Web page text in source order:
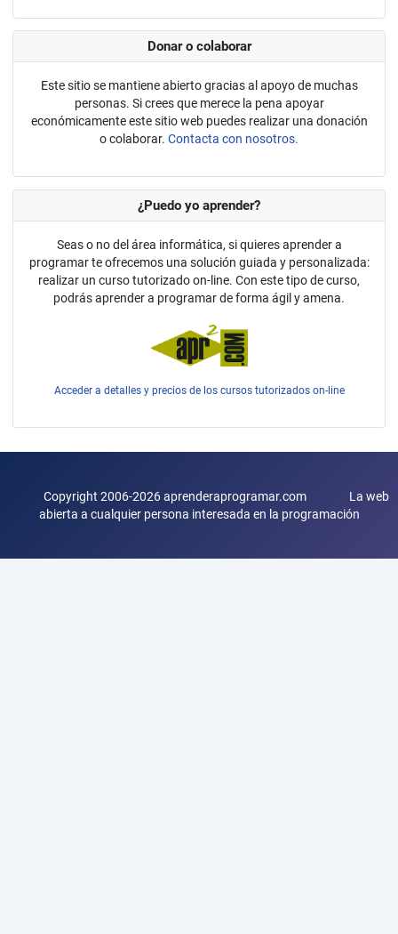
Donar o colaborar
Este sitio se mantiene abierto gracias al apoyo de muchas
personas. Si crees que merece la pena apoyar
económicamente este sitio web puedes realizar una donación
o colaborar. Contacta con nosotros.
¿Puedo yo aprender?
Seas o no del área informática, si quieres aprender a
programar te ofrecemos una solución guiada y personalizada:
realizar un curso tutorizado on-line. Con este tipo de curso,
podrás aprender a programar de forma ágil y amena.
Acceder a detalles y precios de los cursos tutorizados on-line
Copyright 2006-2026 aprenderaprogramar.com La web
abierta a cualquier persona interesada en la programación